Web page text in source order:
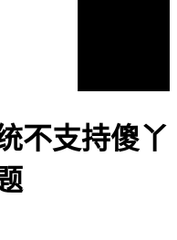
不支持傻丫